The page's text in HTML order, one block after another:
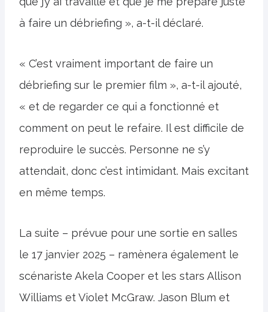
à faire un débriefing », a-t-il déclaré.
« C’est vraiment important de faire un
débriefing sur le premier film », a-t-il ajouté,
« et de regarder ce qui a fonctionné et
comment on peut le refaire. Il est difficile de
reproduire le succès. Personne ne s’y
attendait, donc c’est intimidant. Mais excitant
en même temps.
La suite – prévue pour une sortie en salles
le 17 janvier 2025 – ramènera également le
scénariste Akela Cooper et les stars Allison
Williams et Violet McGraw. Jason Blum et